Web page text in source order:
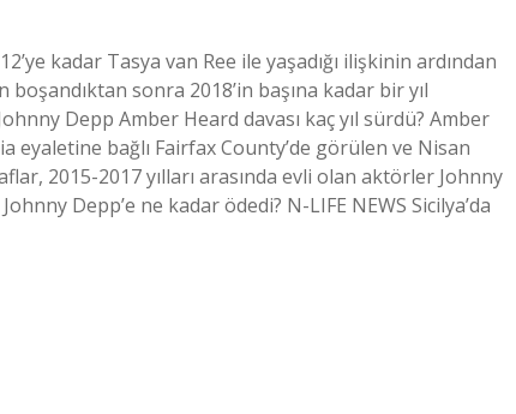
kadar Tasya van Ree ile yaşadığı ilişkinin ardından
boşandıktan sonra 2018’in başına kadar bir yıl
Depp Amber Heard davası kaç yıl sürdü? Amber
eyaletine bağlı Fairfax County’de görülen ve Nisan
2015-2017 yılları arasında evli olan aktörler Johnny
Depp’e ne kadar ödedi? N-LIFE NEWS Sicilya’da